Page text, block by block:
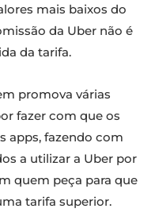
mais baixos do
da Uber não é
da tarifa.
promova várias
fazer com que os
apps, fazendo com
a utilizar a Uber por
quem peça para que
tarifa superior.